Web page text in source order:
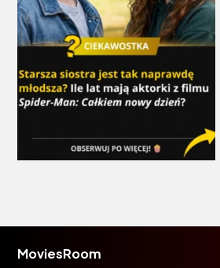
MoviesRoom